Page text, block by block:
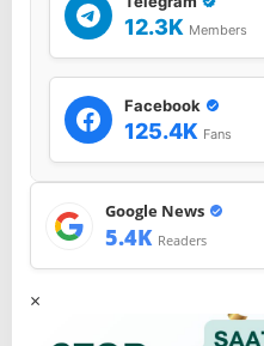
12.3K Members
Facebook
125.4K Fans
Google News
5.4K Readers
×